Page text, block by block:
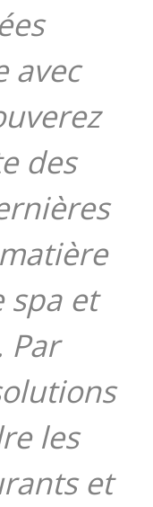
avec
des
spa et
Par
les
et